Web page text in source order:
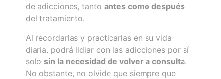
de adicciones, tanto antes como después
del tratamiento.
Al recordarlas y practicarlas en su vida
diaria, podrá lidiar con las adicciones por sí
solo sin la necesidad de volver a consulta.
No obstante, no olvide que siempre que